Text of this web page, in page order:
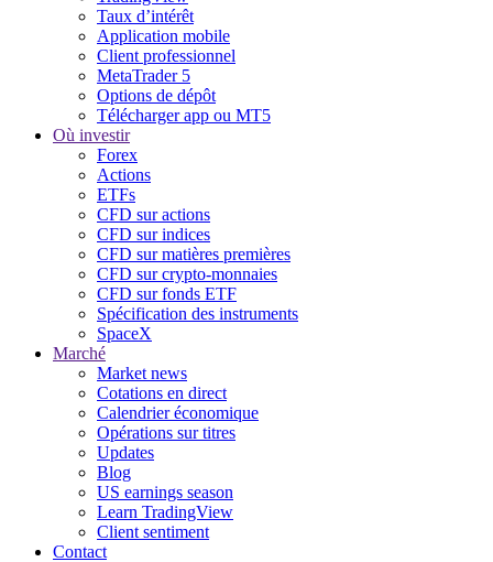
Taux d’intérêt
Application mobile
Client professionnel
MetaTrader 5
Options de dépôt
Télécharger app ou MT5
Où investir
Forex
Actions
ETFs
CFD sur actions
CFD sur indices
CFD sur matières premières
CFD sur crypto-monnaies
CFD sur fonds ETF
Spécification des instruments
SpaceX
Marché
Market news
Cotations en direct
Calendrier économique
Opérations sur titres
Updates
Blog
US earnings season
Learn TradingView
Client sentiment
Contact